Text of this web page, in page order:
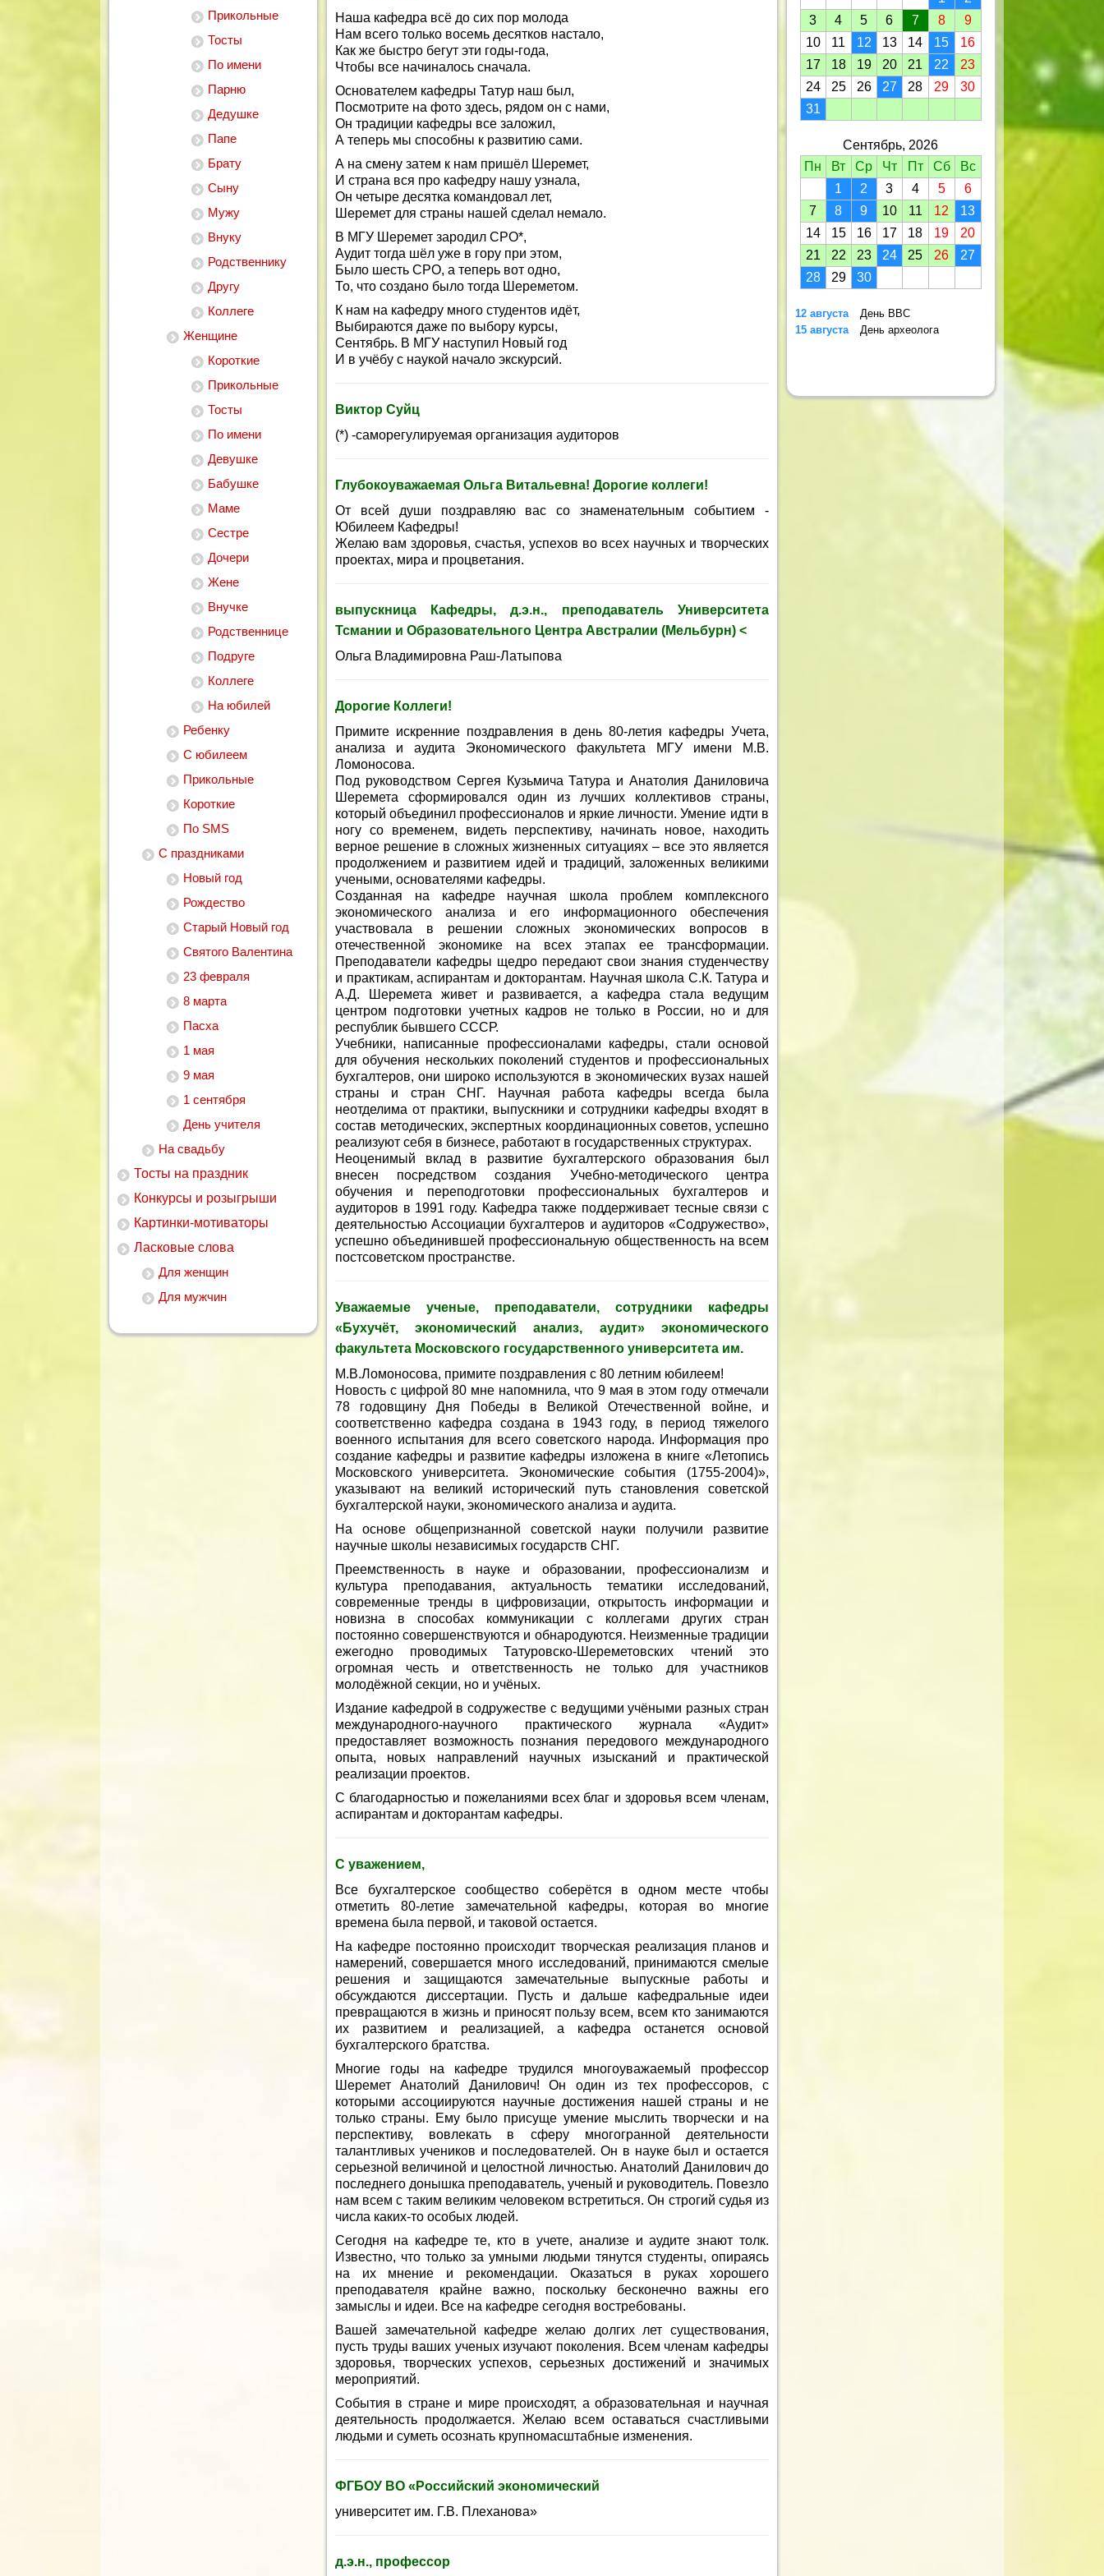
Прикольные
Тосты
По имени
Парню
Дедушке
Папе
Брату
Сыну
Мужу
Внуку
Родственнику
Другу
Коллеге
Женщине
Короткие
Прикольные
Тосты
По имени
Девушке
Бабушке
Маме
Сестре
Дочери
Жене
Внучке
Родственнице
Подруге
Коллеге
На юбилей
Ребенку
С юбилеем
Прикольные
Короткие
По SMS
С праздниками
Новый год
Рождество
Старый Новый год
Святого Валентина
23 февраля
8 марта
Пасха
1 мая
9 мая
1 сентября
День учителя
На свадьбу
Тосты на праздник
Конкурсы и розыгрыши
Картинки-мотиваторы
Ласковые слова
Для женщин
Для мужчин
Наша кафедра всё до сих пор молода
Нам всего только восемь десятков настало,
Как же быстро бегут эти годы-года,
Чтобы все начиналось сначала.
Основателем кафедры Татур наш был,
Посмотрите на фото здесь, рядом он с нами,
Он традиции кафедры все заложил,
А теперь мы способны к развитию сами.
А на смену затем к нам пришёл Шеремет,
И страна вся про кафедру нашу узнала,
Он четыре десятка командовал лет,
Шеремет для страны нашей сделал немало.
В МГУ Шеремет зародил СРО*,
Аудит тогда шёл уже в гору при этом,
Было шесть СРО, а теперь вот одно,
То, что создано было тогда Шереметом.
К нам на кафедру много студентов идёт,
Выбираются даже по выбору курсы,
Сентябрь. В МГУ наступил Новый год
И в учёбу с наукой начало экскурсий.
Виктор Суйц
(*) -саморегулируемая организация аудиторов
Глубокоуважаемая Ольга Витальевна! Дорогие коллеги!
От всей души поздравляю вас со знаменательным событием -
Юбилеем Кафедры!
Желаю вам здоровья, счастья, успехов во всех научных и творческих
проектах, мира и процветания.
выпускница Кафедры, д.э.н., преподаватель Университета
Тсмании и Образовательного Центра Австралии (Мельбурн) <
Ольга Владимировна Раш-Латыпова
Дорогие Коллеги!
Примите искренние поздравления в день 80-летия кафедры Учета,
анализа и аудита Экономического факультета МГУ имени М.В.
Ломоносова.
Под руководством Сергея Кузьмича Татура и Анатолия Даниловича
Шеремета сформировался один из лучших коллективов страны,
который объединил профессионалов и яркие личности. Умение идти в
ногу со временем, видеть перспективу, начинать новое, находить
верное решение в сложных жизненных ситуациях – все это является
продолжением и развитием идей и традиций, заложенных великими
учеными, основателями кафедры.
Созданная на кафедре научная школа проблем комплексного
экономического анализа и его информационного обеспечения
участвовала в решении сложных экономических вопросов в
отечественной экономике на всех этапах ее трансформации.
Преподаватели кафедры щедро передают свои знания студенчеству
и практикам, аспирантам и докторантам. Научная школа С.К. Татура и
А.Д. Шеремета живет и развивается, а кафедра стала ведущим
центром подготовки учетных кадров не только в России, но и для
республик бывшего СССР.
Учебники, написанные профессионалами кафедры, стали основой
для обучения нескольких поколений студентов и профессиональных
бухгалтеров, они широко используются в экономических вузах нашей
страны и стран СНГ. Научная работа кафедры всегда была
неотделима от практики, выпускники и сотрудники кафедры входят в
состав методических, экспертных координационных советов, успешно
реализуют себя в бизнесе, работают в государственных структурах.
Неоценимый вклад в развитие бухгалтерского образования был
внесен посредством создания Учебно-методического центра
обучения и переподготовки профессиональных бухгалтеров и
аудиторов в 1991 году. Кафедра также поддерживает тесные связи с
деятельностью Ассоциации бухгалтеров и аудиторов «Содружество»,
успешно объединившей профессиональную общественность на всем
постсоветском пространстве.
Уважаемые ученые, преподаватели, сотрудники кафедры
«Бухучёт, экономический анализ, аудит» экономического
факультета Московского государственного университета им.
М.В.Ломоносова, примите поздравления с 80 летним юбилеем!
Новость с цифрой 80 мне напомнила, что 9 мая в этом году отмечали
78 годовщину Дня Победы в Великой Отечественной войне, и
соответственно кафедра создана в 1943 году, в период тяжелого
военного испытания для всего советского народа. Информация про
создание кафедры и развитие кафедры изложена в книге «Летопись
Московского университета. Экономические события (1755-2004)»,
указывают на великий исторический путь становления советской
бухгалтерской науки, экономического анализа и аудита.
На основе общепризнанной советской науки получили развитие
научные школы независимых государств СНГ.
Преемственность в науке и образовании, профессионализм и
культура преподавания, актуальность тематики исследований,
современные тренды в цифровизации, открытость информации и
новизна в способах коммуникации с коллегами других стран
постоянно совершенствуются и обнародуются. Неизменные традиции
ежегодно проводимых Татуровско-Шереметовских чтений это
огромная честь и ответственность не только для участников
молодёжной секции, но и учёных.
Издание кафедрой в содружестве с ведущими учёными разных стран
международного-научного практического журнала «Аудит»
предоставляет возможность познания передового международного
опыта, новых направлений научных изысканий и практической
реализации проектов.
С благодарностью и пожеланиями всех благ и здоровья всем членам,
аспирантам и докторантам кафедры.
С уважением,
Все бухгалтерское сообщество соберётся в одном месте чтобы
отметить 80-летие замечательной кафедры, которая во многие
времена была первой, и таковой остается.
На кафедре постоянно происходит творческая реализация планов и
намерений, совершается много исследований, принимаются смелые
решения и защищаются замечательные выпускные работы и
обсуждаются диссертации. Пусть и дальше кафедральные идеи
превращаются в жизнь и приносят пользу всем, всем кто занимаются
их развитием и реализацией, а кафедра останется основой
бухгалтерского братства.
Многие годы на кафедре трудился многоуважаемый профессор
Шеремет Анатолий Данилович! Он один из тех профессоров, с
которыми ассоциируются научные достижения нашей страны и не
только страны. Ему было присуще умение мыслить творчески и на
перспективу, вовлекать в сферу многогранной деятельности
талантливых учеников и последователей. Он в науке был и остается
серьезной величиной и целостной личностью. Анатолий Данилович до
последнего донышка преподаватель, ученый и руководитель. Повезло
нам всем с таким великим человеком встретиться. Он строгий судья из
числа каких-то особых людей.
Сегодня на кафедре те, кто в учете, анализе и аудите знают толк.
Известно, что только за умными людьми тянутся студенты, опираясь
на их мнение и рекомендации. Оказаться в руках хорошего
преподавателя крайне важно, поскольку бесконечно важны его
замыслы и идеи. Все на кафедре сегодня востребованы.
Вашей замечательной кафедре желаю долгих лет существования,
пусть труды ваших ученых изучают поколения. Всем членам кафедры
здоровья, творческих успехов, серьезных достижений и значимых
мероприятий.
События в стране и мире происходят, а образовательная и научная
деятельность продолжается. Желаю всем оставаться счастливыми
людьми и суметь осознать крупномасштабные изменения.
ФГБОУ ВО «Российский экономический
университет им. Г.В. Плеханова»
д.э.н., профессор
3
4 5 6 7 8
9
10
11 12 13 14 15
16
17
18 19 20 21 22
23
24
25 26 27 28 29
30
31
Сентябрь, 2026
Пн
Вт Ср Чт Пт Сб
Вс
1
2 3 4 5
6
7
8 9 10 11 12
13
14
15 16 17 18 19
20
21
22 23 24 25 26
27
28
29 30
12 августа
День ВВС
15 августа
День археолога